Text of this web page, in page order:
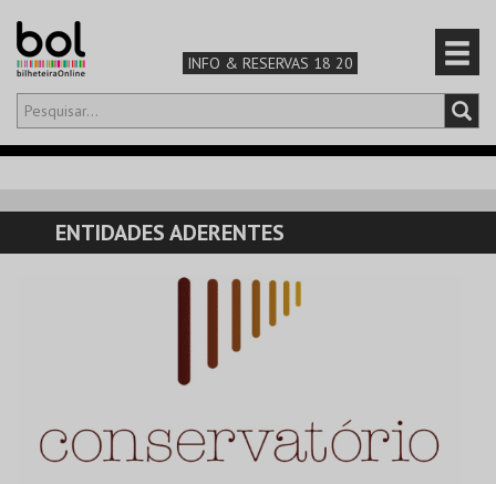
INFO & RESERVAS 18 20
Olá,iniciar sessão
CARRINHO
TEATRO & ARTE
DESPORTO & AVENTURA
ENTIDADES ADERENTES